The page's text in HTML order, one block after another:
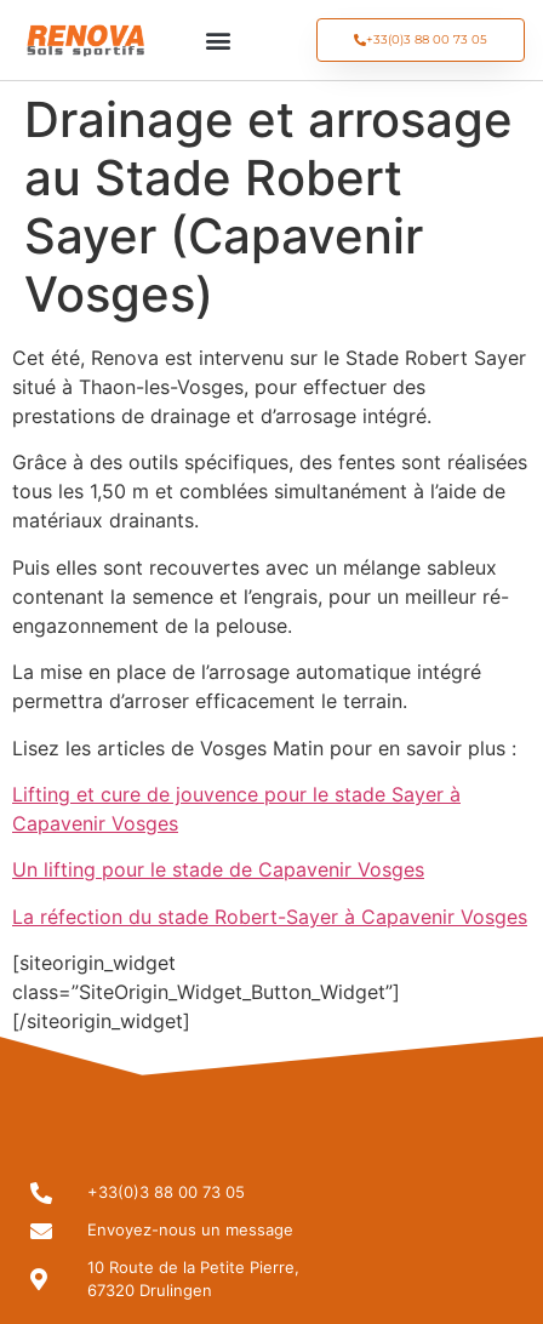
+33(0)3 88 00 73 05
Drainage et arrosage
au Stade Robert
Sayer (Capavenir
Vosges)
Cet été, Renova est intervenu sur le Stade Robert Sayer
situé à Thaon-les-Vosges, pour effectuer des
prestations de drainage et d’arrosage intégré.
Grâce à des outils spécifiques, des fentes sont réalisées
tous les 1,50 m et comblées simultanément à l’aide de
matériaux drainants.
Puis elles sont recouvertes avec un mélange sableux
contenant la semence et l’engrais, pour un meilleur ré-
engazonnement de la pelouse.
La mise en place de l’arrosage automatique intégré
permettra d’arroser efficacement le terrain.
Lisez les articles de Vosges Matin pour en savoir plus :
Lifting et cure de jouvence pour le stade Sayer à
Capavenir Vosges
Un lifting pour le stade de Capavenir Vosges
La réfection du stade Robert-Sayer à Capavenir Vosges
[siteorigin_widget
class=”SiteOrigin_Widget_Button_Widget”]
[/siteorigin_widget]
+33(0)3 88 00 73 05
Envoyez-nous un message
10 Route de la Petite Pierre,
67320 Drulingen